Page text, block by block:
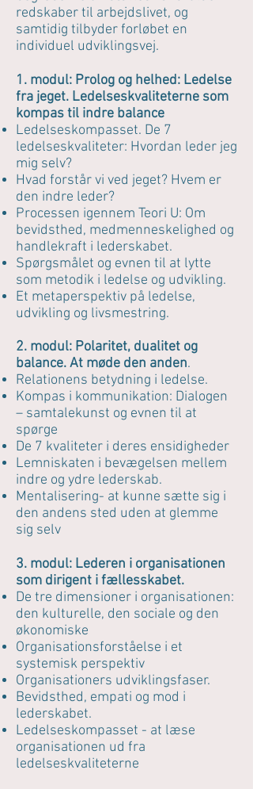
redskaber til arbejdslivet, og
samtidig tilbyder forløbet en
individuel udviklingsvej.
1. modul: Prolog og helhed: Ledelse
fra jeget. Ledelseskvaliteterne som
kompas til indre balance
Ledelseskompasset. De 7
ledelseskvaliteter: Hvordan leder jeg
mig selv?
Hvad forstår vi ved jeget? Hvem er
den indre leder?
Processen igennem Teori U: Om
bevidsthed, medmenneskelighed og
handlekraft i lederskabet.
Spørgsmålet og evnen til at lytte
som metodik i ledelse og udvikling.
Et metaperspektiv på ledelse,
udvikling og livsmestring.
2. modul: Polaritet, dualitet og
balance. At møde den anden.
Relationens betydning i ledelse.
Kompas i kommunikation: Dialogen
– samtalekunst og evnen til at
spørge
De 7 kvaliteter i deres ensidigheder
Lemniskaten i bevægelsen mellem
indre og ydre lederskab.
Mentalisering- at kunne sætte sig i
den andens sted uden at glemme
sig selv
3. modul: Lederen i organisationen
som dirigent i fællesskabet.
De tre dimensioner i organisationen:
den kulturelle, den sociale og den
økonomiske
Organisationsforståelse i et
systemisk perspektiv
Organisationers udviklingsfaser.
Bevidsthed, empati og mod i
lederskabet.
Ledelseskompasset - at læse
organisationen ud fra
ledelseskvaliteterne